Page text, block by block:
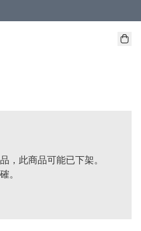
，此商品可能已下架。
。